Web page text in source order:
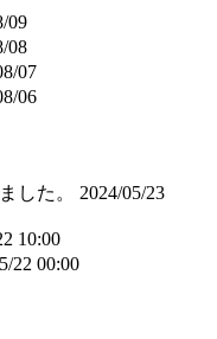
09
08
07
06
した。
2024/05/23
10:00
22 00:00